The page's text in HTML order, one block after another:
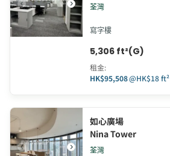
荃灣
寫字樓
5,306 ft²(G)
租金:
HK$95,508@HK$18 ft²
如心廣場
Nina Tower
荃灣